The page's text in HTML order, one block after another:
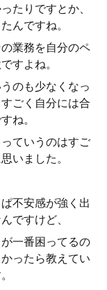
たりですとか、
んですね。
業務を自分のペ
すよね。
のも少なくなっ
ごく自分には合
ね。
ていうのはすご
いました。
不安感が強く出
ですけど、
一番困ってるの
ったら教えてい